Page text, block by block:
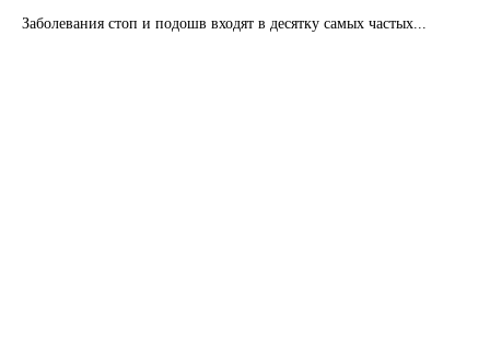
Заболевания стоп и подошв входят в десятку самых частых...